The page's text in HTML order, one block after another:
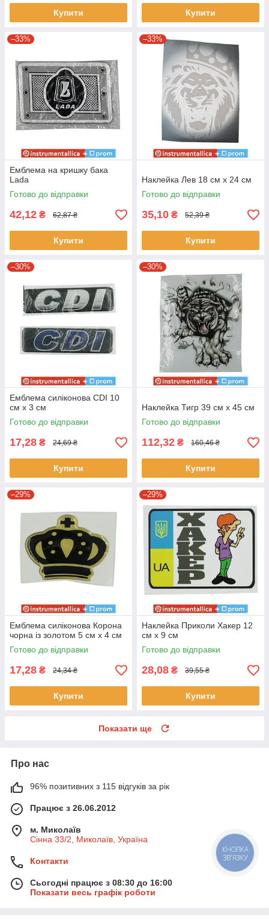
Купити Купити
–33%
Емблема на кришку бака
Lada
Готово до відправки
42,12 ₴ 62,87 ₴
Купити
–33%
Наклейка Лев 18 см х 24 см
Готово до відправки
35,10 ₴ 52,39 ₴
Купити
–30%
Емблема силіконова CDI 10
см х 3 см
Готово до відправки
17,28 ₴ 24,69 ₴
Купити
–30%
Наклейка Тигр 39 см х 45 см
Готово до відправки
112,32 ₴ 160,46 ₴
Купити
–29%
Емблема силіконова Корона
чорна із золотом 5 см х 4 см
Готово до відправки
17,28 ₴ 24,34 ₴
Купити
–29%
Наклейка Приколи Хакер 12
см х 9 см
Готово до відправки
28,08 ₴ 39,55 ₴
Купити
Показати ще
Про нас
96% позитивних з 115 відгуків за рік
Працює з 26.06.2012
м. Миколаїв
Сінна 33/2, Миколаїв, Україна
Контакти
Сьогодні працює з 08:30 до 16:00
Показати весь графік роботи
КНОПКА
ЗВ'ЯЗКУ